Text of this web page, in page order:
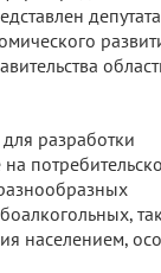
разработки
населением,